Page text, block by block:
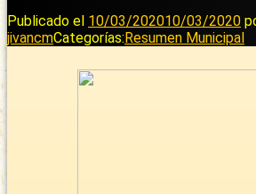
Publicado el 10/03/202010/03/2020
jivancmCategorías: Resumen Municipal